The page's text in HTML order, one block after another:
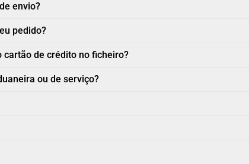
envio?
pedido?
de crédito no ficheiro?
ou de serviço?